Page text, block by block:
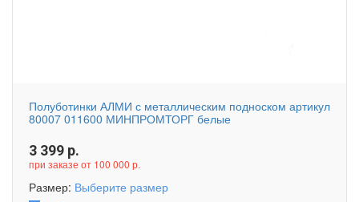
Полуботинки АЛМИ с металлическим подноском артикул
80007 011600 МИНПРОМТОРГ белые
3 399 р.
при заказе от 100 000 р.
Размер: Выберите размер